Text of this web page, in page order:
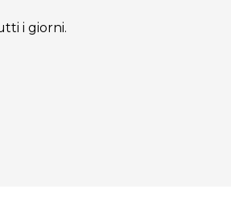
i giorni.